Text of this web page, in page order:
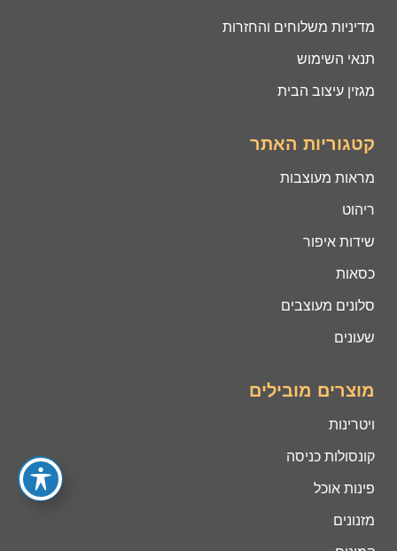
מדיניות משלוחים והחזרות
תנאי השימוש
מגזין עיצוב הבית
קטגוריות האתר
מראות מעוצבות
ריהוט
שידות איפור
כסאות
סלונים מעוצבים
שעונים
מוצרים מובילים
ויטרינות
קונסולות כניסה
פינות אוכל
מזנונים